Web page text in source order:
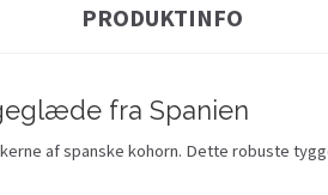
PRODUKTINFO
fra Spanien
af spanske kohorn. Dette robuste